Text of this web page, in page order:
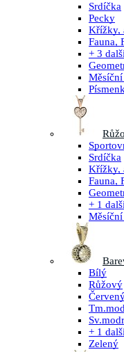
Srdíčka
Pecky
Křížky,
Fauna,
+ 3
Srdíčka
Křížky,
Fauna,
+ 1
Bílý
Růžový
+ 1
Zelený